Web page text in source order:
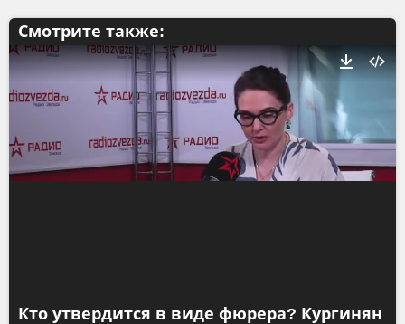
Смотрите также:
Кто утвердится в виде фюрера? Кургинян